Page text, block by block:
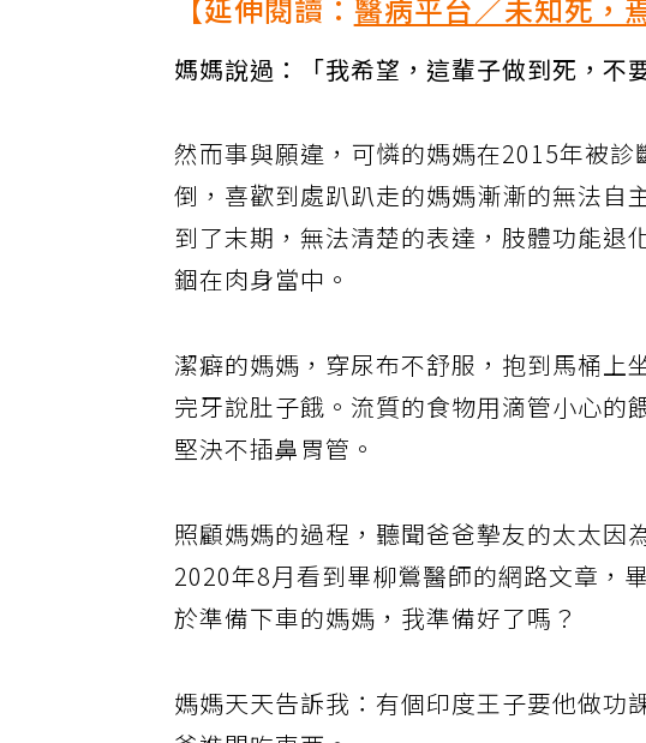
【延伸閱讀：醫病平台／未知死，
媽媽說過：「我希望，這輩子做到死，不
然而事與願違，可憐的媽媽在2015年被
倒，喜歡到處趴趴走的媽媽漸漸的無法自
到了末期，無法清楚的表達，肢體功能退
錮在肉身當中。
潔癖的媽媽，穿尿布不舒服，抱到馬桶上
完牙說肚子餓。流質的食物用滴管小心的
堅決不插鼻胃管。
照顧媽媽的過程，聽聞爸爸摯友的太太因
2020年8月看到畢柳鶯醫師的網路文章，
於準備下車的媽媽，我準備好了嗎？
媽媽天天告訴我：有個印度王子要他做功